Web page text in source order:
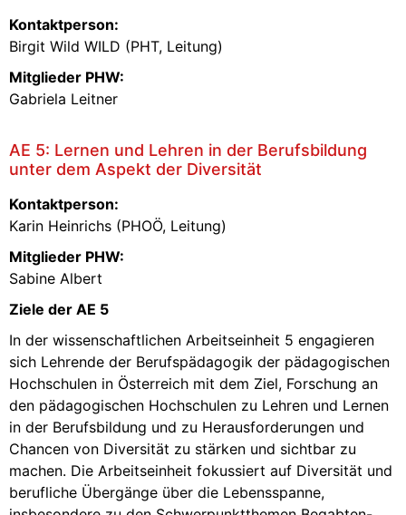
Kontaktperson:
Birgit Wild WILD (PHT, Leitung)
Mitglieder PHW:
Gabriela Leitner
AE 5: Lernen und Lehren in der Berufsbildung
unter dem Aspekt der Diversität
Kontaktperson:
Karin Heinrichs (PHOÖ, Leitung)
Mitglieder PHW:
Sabine Albert
Ziele der AE 5
In der wissenschaftlichen Arbeitseinheit 5 engagieren
sich Lehrende der Berufspädagogik der pädagogischen
Hochschulen in Österreich mit dem Ziel, Forschung an
den pädagogischen Hochschulen zu Lehren und Lernen
in der Berufsbildung und zu Herausforderungen und
Chancen von Diversität zu stärken und sichtbar zu
machen. Die Arbeitseinheit fokussiert auf Diversität und
berufliche Übergänge über die Lebensspanne,